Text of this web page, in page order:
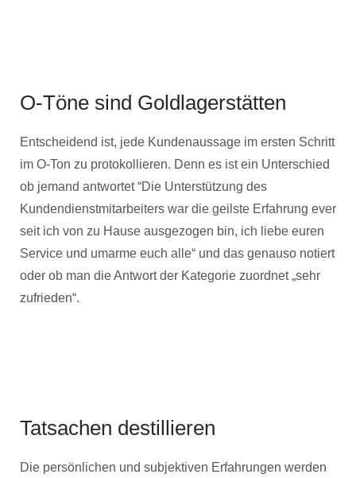
O-Töne sind Goldlagerstätten
Entscheidend ist, jede Kundenaussage im ersten Schritt
im O-Ton zu protokollieren. Denn es ist ein Unterschied
ob jemand antwortet “Die Unterstützung des
Kundendienstmitarbeiters war die geilste Erfahrung ever
seit ich von zu Hause ausgezogen bin, ich liebe euren
Service und umarme euch alle“ und das genauso notiert
oder ob man die Antwort der Kategorie zuordnet „sehr
zufrieden“.
Tatsachen destillieren
Die persönlichen und subjektiven Erfahrungen werden